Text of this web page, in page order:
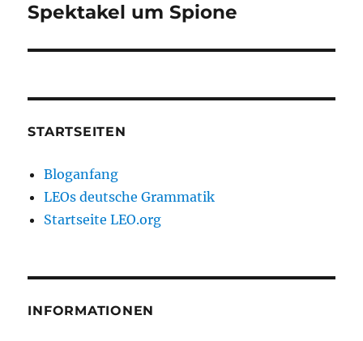
Nächster
Spektakel um Spione
STARTSEITEN
Bloganfang
LEOs deutsche Grammatik
Startseite LEO.org
INFORMATIONEN